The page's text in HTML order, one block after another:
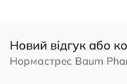
Новий відгук або
Нормастрес Baum